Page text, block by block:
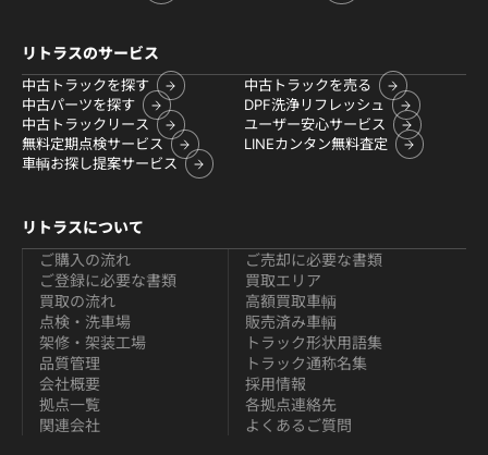
リトラスのサービス
中古トラックを探す
中古トラックを売る
中古パーツを探す
DPF洗浄リフレッシュ
中古トラックリース
ユーザー安心サービス
無料定期点検サービス
LINEカンタン無料査定
車輌お探し提案サービス
リトラスについて
ご購入の流れ
ご登録に必要な書類
買取の流れ
ご売却に必要な書類
買取エリア
高額買取車輌
点検・洗車場
架修・架装工場
品質管理
販売済み車輌
トラック形状用語集
トラック通称名集
会社概要
拠点一覧
関連会社
採用情報
各拠点連絡先
よくあるご質問